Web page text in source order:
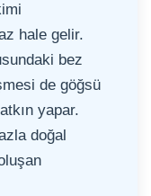
hale gelir.
bez
de göğsü
yapar.
doğal